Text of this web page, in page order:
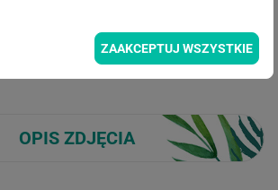
OPIS ZDJĘCIA
ZAAKCEPTUJ WSZYSTKIE